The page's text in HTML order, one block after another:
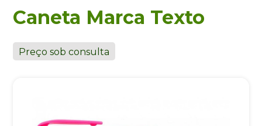
Caneta Marca Texto
Preço sob consulta